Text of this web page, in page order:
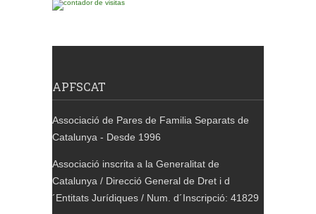
APFSCAT
Associació de Pares de Familia Separats de
Catalunya - Desde 1996
Associació inscrita a la Generalitat de
Catalunya / Direcció General de Dret i d
´Entitats Jurídiques / Num. d´Inscripció: 41829